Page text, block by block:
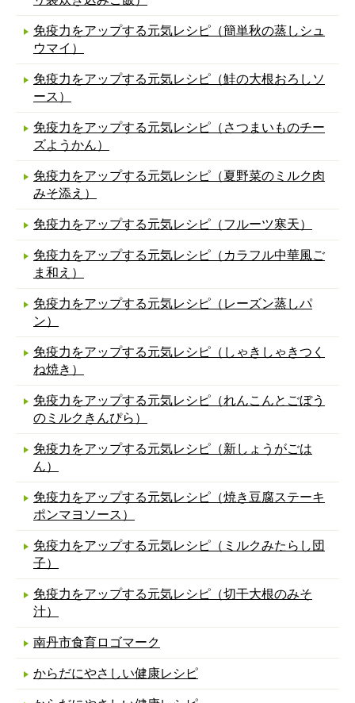
免疫力をアップする元気レシピ（簡単秋の蒸しシュ
ウマイ）
免疫力をアップする元気レシピ（鮭の大根おろしソ
ース）
免疫力をアップする元気レシピ（さつまいものチー
ズようかん）
免疫力をアップする元気レシピ（夏野菜のミルク肉
みそ添え）
免疫力をアップする元気レシピ（フルーツ寒天）
免疫力をアップする元気レシピ（カラフル中華風ご
ま和え）
免疫力をアップする元気レシピ（レーズン蒸しパ
ン）
免疫力をアップする元気レシピ（しゃきしゃきつく
ね焼き）
免疫力をアップする元気レシピ（れんこんとごぼう
のミルクきんぴら）
免疫力をアップする元気レシピ（新しょうがごは
ん）
免疫力をアップする元気レシピ（焼き豆腐ステーキ
ポンマヨソース）
免疫力をアップする元気レシピ（ミルクみたらし団
子）
免疫力をアップする元気レシピ（切干大根のみそ
汁）
南丹市食育ロゴマーク
からだにやさしい健康レシピ